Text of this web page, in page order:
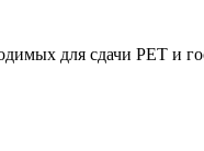
для сдачи PET и